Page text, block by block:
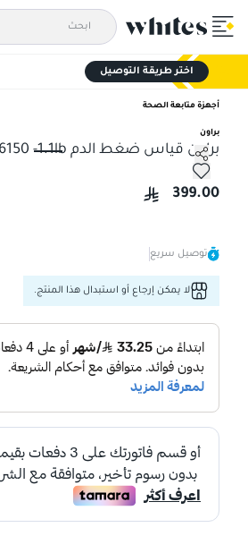
اختر طريقة التوصيل
أجهزة متابعة الصحة
براون
براون قياس ضغط الدم BP6150 -1.1lb
براون قياس ضغط الدم BP6150 -1.1lb
399.00
توصيل سريع
لا يمكن إرجاع أو استبدال هذا المنتج.